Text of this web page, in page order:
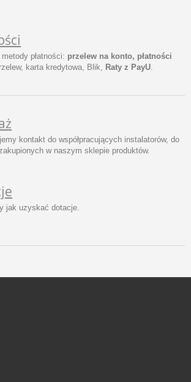
płatności: przelew na konto, płatności
karta kredytowa, Blik, Raty z PayU.
kontakt do współpracujących instalatorów, do
w naszym sklepie produktów.
jak uzyskać dotacje.